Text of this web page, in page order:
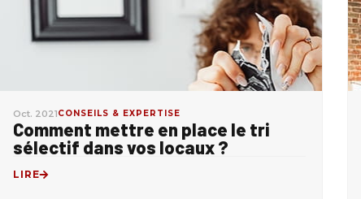
Oct. 2021CONSEILS & EXPERTISE
Comment mettre en place le tri
sélectif dans vos locaux ?
LIRE